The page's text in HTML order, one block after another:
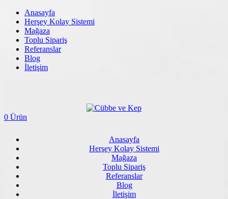
Anasayfa
Herşey Kolay Sistemi
Mağaza
Toplu Sipariş
Referanslar
Blog
İletişim
0 Ürün
Anasayfa
Herşey Kolay Sistemi
Mağaza
Toplu Sipariş
Referanslar
Blog
İletişim